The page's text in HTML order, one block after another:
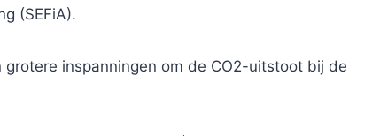
(SEFiA).
inspanningen om de CO2-uitstoot bij de